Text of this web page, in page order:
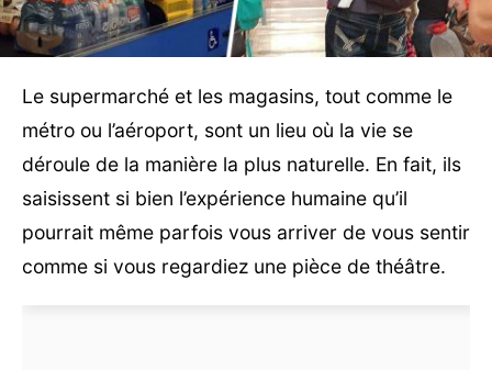
Le supermarché et les magasins, tout comme le
métro ou l’aéroport, sont un lieu où la vie se
déroule de la manière la plus naturelle. En fait, ils
saisissent si bien l’expérience humaine qu’il
pourrait même parfois vous arriver de vous sentir
comme si vous regardiez une pièce de théâtre.